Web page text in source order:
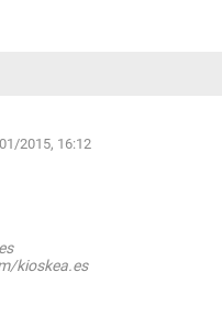
2015, 16:12
kioskea.es